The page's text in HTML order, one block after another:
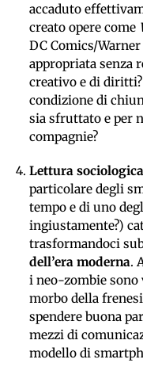
accaduto
creato opere come
DC Comics/Warner
appropriata senza
creativo e di
condizione di
sia sfruttato e per
compagnie?
Lettura sociologica
particolare degli
tempo e di uno
ingiustamente?)
trasformandoci
dell’era moderna.
i neo-zombie
morbo della
spendere buona
mezzi di
modello di